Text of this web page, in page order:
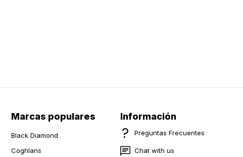
Marcas populares
Black Diamond
Coghlans
Información
Preguntas Frecuentes
Chat with us